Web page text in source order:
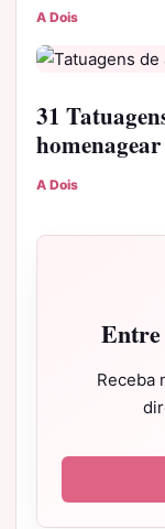
A Dois
31
A Dois
Receba